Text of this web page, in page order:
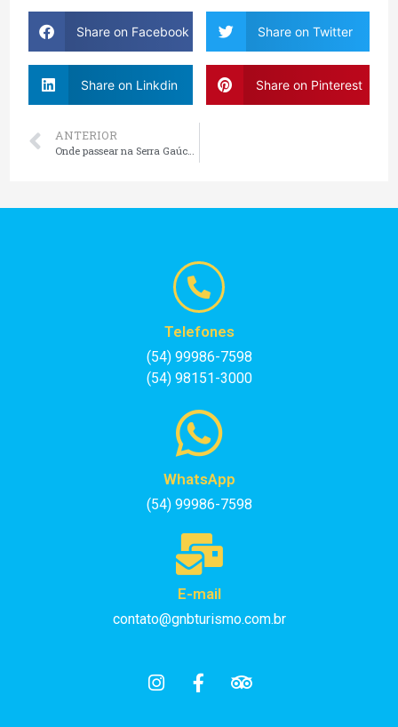
Share on Facebook Share on Twitter
Share on Linkdin Share on Pinterest
ANTERIOR
Onde passear na Serra Gaúcha?
Telefones
(54) 99986-7598
(54) 98151-3000
WhatsApp
(54) 99986-7598
E-mail
contato@gnbturismo.com.br